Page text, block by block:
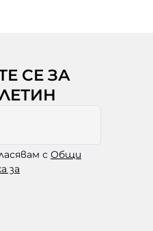
СЕ ЗА
с Общи
за